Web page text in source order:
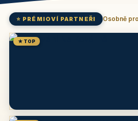
⭐ PRÉMIOVÍ PARTNEŘI Osobně
★ TOP